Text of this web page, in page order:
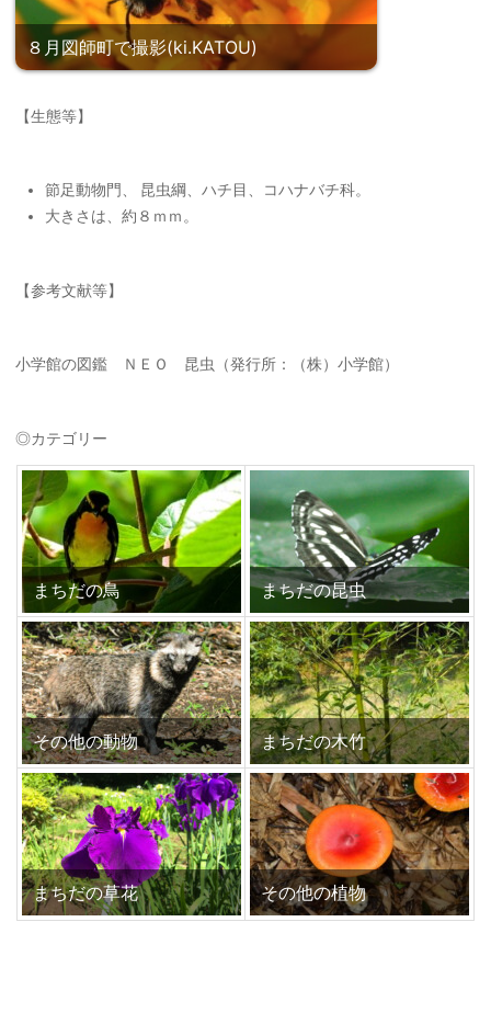
８月図師町で撮影(ki.KATOU)
【生態等】
節足動物門、 昆虫綱、ハチ目、コハナバチ科。
大きさは、約８ｍｍ。
【参考文献等】
小学館の図鑑 ＮＥＯ 昆虫（発行所：（株）小学館）
◎カテゴリー
まちだの鳥 まちだの昆虫
その他の動物 まちだの木竹
まちだの草花 その他の植物